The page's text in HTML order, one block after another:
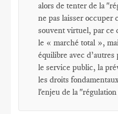
alors de tenter de la
ne pas laisser occuper
souvent virtuel, par ce
le « marché total »,
équilibre avec
le service public, la
les droits
l'enjeu de la